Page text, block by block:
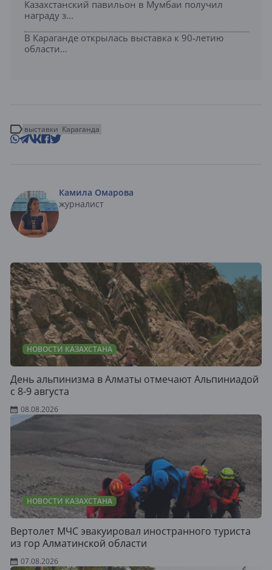
Казахстанский павильон в Мумбаи получил
награду з...
В Караганде открылась выставка к 90-летию
области...
выставки Караганда
Камила Омарова
журналист
НОВОСТИ КАЗАХСТАНА
День альпинизма в Алматы отмечают Альпиниадой
с 8-9 августа
08.08.2026
НОВОСТИ КАЗАХСТАНА
Вертолет МЧС эвакуировал иностранного туриста
из гор Алматинской области
07.08.2026